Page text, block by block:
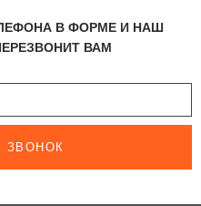
В ФОРМЕ И НАШ
ВАМ
ЗВОНОК